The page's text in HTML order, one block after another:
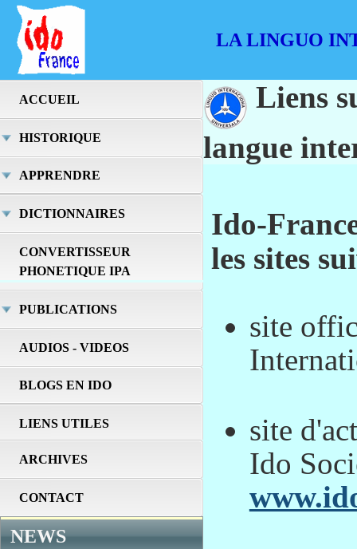
LA LINGUO
ACCUEIL
HISTORIQUE
APPRENDRE
DICTIONNAIRES
CONVERTISSEUR
PHONETIQUE IPA
PUBLICATIONS
AUDIOS - VIDEOS
BLOGS EN IDO
LIENS UTILES
ARCHIVES
CONTACT
NEWS
Liens
langue
Ido-
les sites
site
site
Ido